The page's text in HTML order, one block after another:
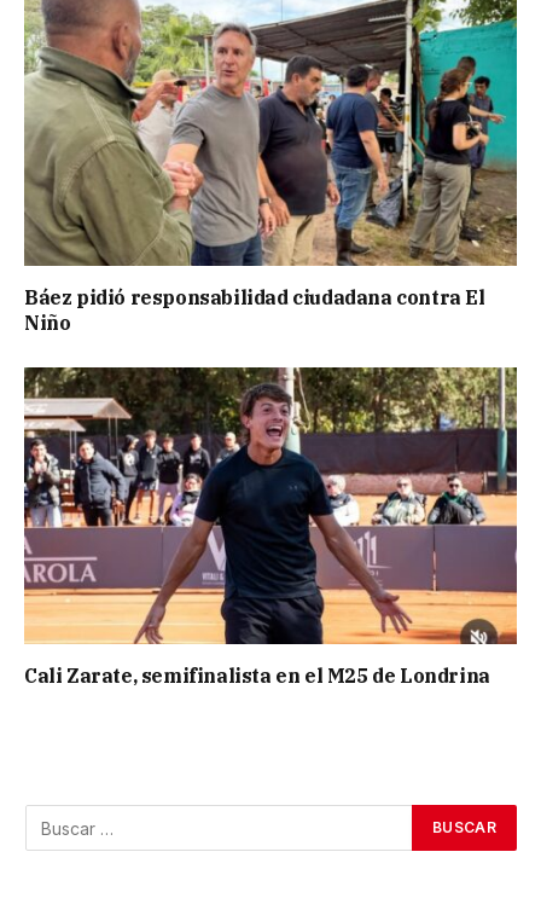
Báez pidió responsabilidad ciudadana contra El
Niño
Cali Zarate, semifinalista en el M25 de Londrina